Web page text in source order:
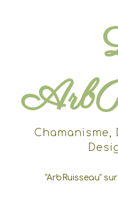
Chamanisme,
"ArbRuisseau"